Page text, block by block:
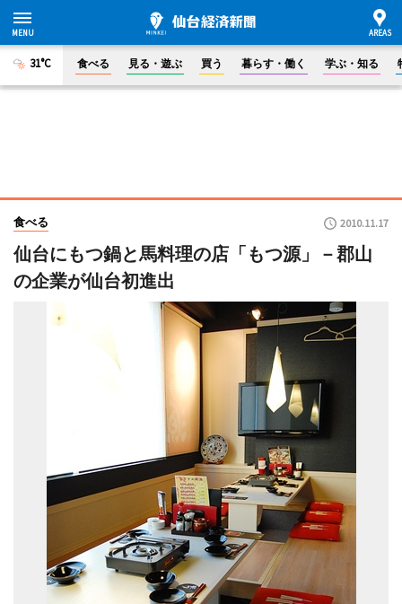
31°C 食べる 見る・遊ぶ 買う 暮らす・働く 学ぶ・知る
食べる 2010.11.17
仙台にもつ鍋と馬料理の店「もつ源」－郡山
の企業が仙台初進出